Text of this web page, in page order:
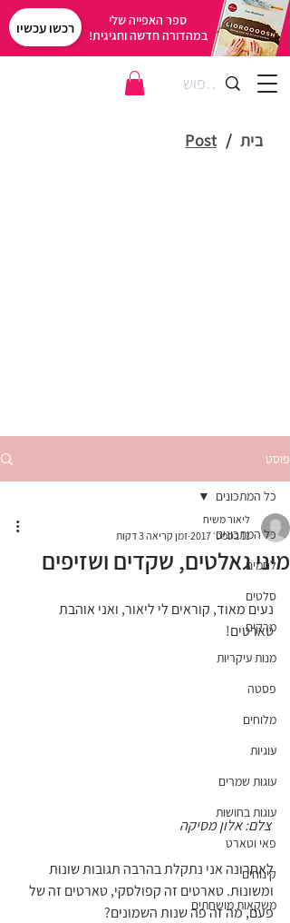
רכשו עכשיו
ספר האפייה שלי
במהדורה חדשה וחגיגית!
בית /
Post
פוסט
כל המתכונים
לחמים
סלטים
מרקים
מנות עיקריות
פסטה
מלוחים
עוגיות
עוגות שמרים
עוגות בחושות
פאי וטארט
קינוחים
משקאות מושחתים
כל המתכונים
מיני גאלטים, שקדים ושזיפים
ליאור משיח
11 בספט׳ 2017
זמן קריאה 3 דקות
נעים מאוד, קוראים לי ליאור, ואני אוהבת
טארטים!
צלם: אלון מסיקה
לאחרונה אני נתקלת בהרבה תגובות שונות
ומשונות. טארטים זה קפולסקי, טארטים זה של
פעם, מה זה פה שנות השמונים?